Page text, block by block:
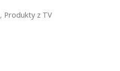
, Produkty z TV